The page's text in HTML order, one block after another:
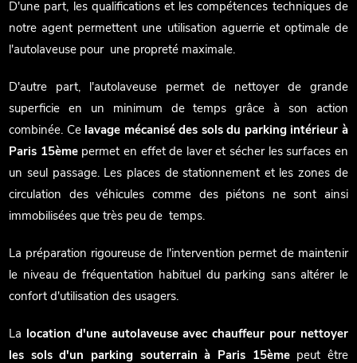
D'une part, les qualifications et les compétences techniques de
notre agent permettent une utilisation aguerrie et optimale de
l'autolaveuse pour une propreté maximale.
D'autre part, l'autolaveuse permet de nettoyer de grande
superficie en un minimum de temps grâce à son action
combinée. Ce lavage mécanisé des sols du parking intérieur à
Paris 15èmepermet en effet de laver et sécher les surfaces en
un seul passage. Les places de stationnement et les zones de
circulation des véhicules comme des piétons ne sont ainsi
immobilisées que très peu de temps.
La préparation rigoureuse de l'intervention permet de maintenir
le niveau de fréquentation habituel du parking sans altérer le
confort d'utilisation des usagers.
La
location d'une autolaveuse avec chauffeur pour nettoyer
les sols d'un parking souterrain à Paris 15èmepeut être